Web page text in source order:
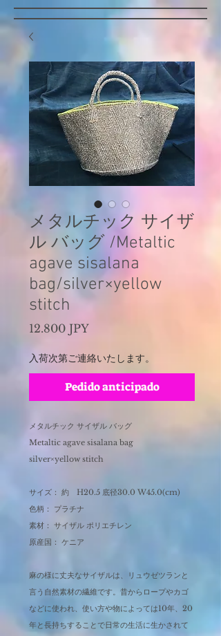
メタルチック サイザ
ル バッグ /Metaltic
agave sisalana
bag/silver×yellow
stitch
12.800 JPYPrecio
入荷次第ご連絡いたします。
Pedido anticipado
メタルチック サイザル バッグ
Metaltic agave sisalana bag
silver×yellow stitch
サイズ： 約 H20.5 底径30.0 W45.0(cm)
色柄： プラチナ
素材： サイザル ポリエチレン
原産国： ケニア
麻の様に丈夫なサイザルは、リュウゼツランと
言う自然素材の繊維です。昔からロープやカゴ
などに使われ、使い方や物によっては10年、20
年と長持ちすることで日常の生活に生かされて